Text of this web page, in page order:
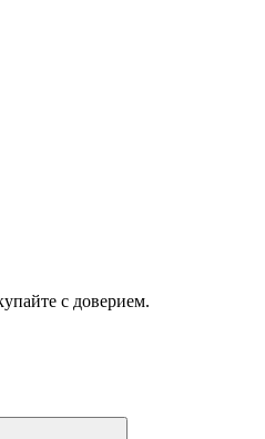
с доверием.